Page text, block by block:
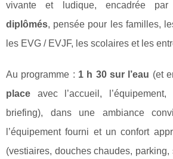
vivante et ludique, encadrée
diplômés, pensée pour les familles,
les EVG / EVJF, les scolaires et les
Au programme : 1 h 30 sur l’eau (et
place avec l’accueil,
briefing), dans une ambiance
l’équipement fourni et un confort
(vestiaires, douches chaudes, parking,